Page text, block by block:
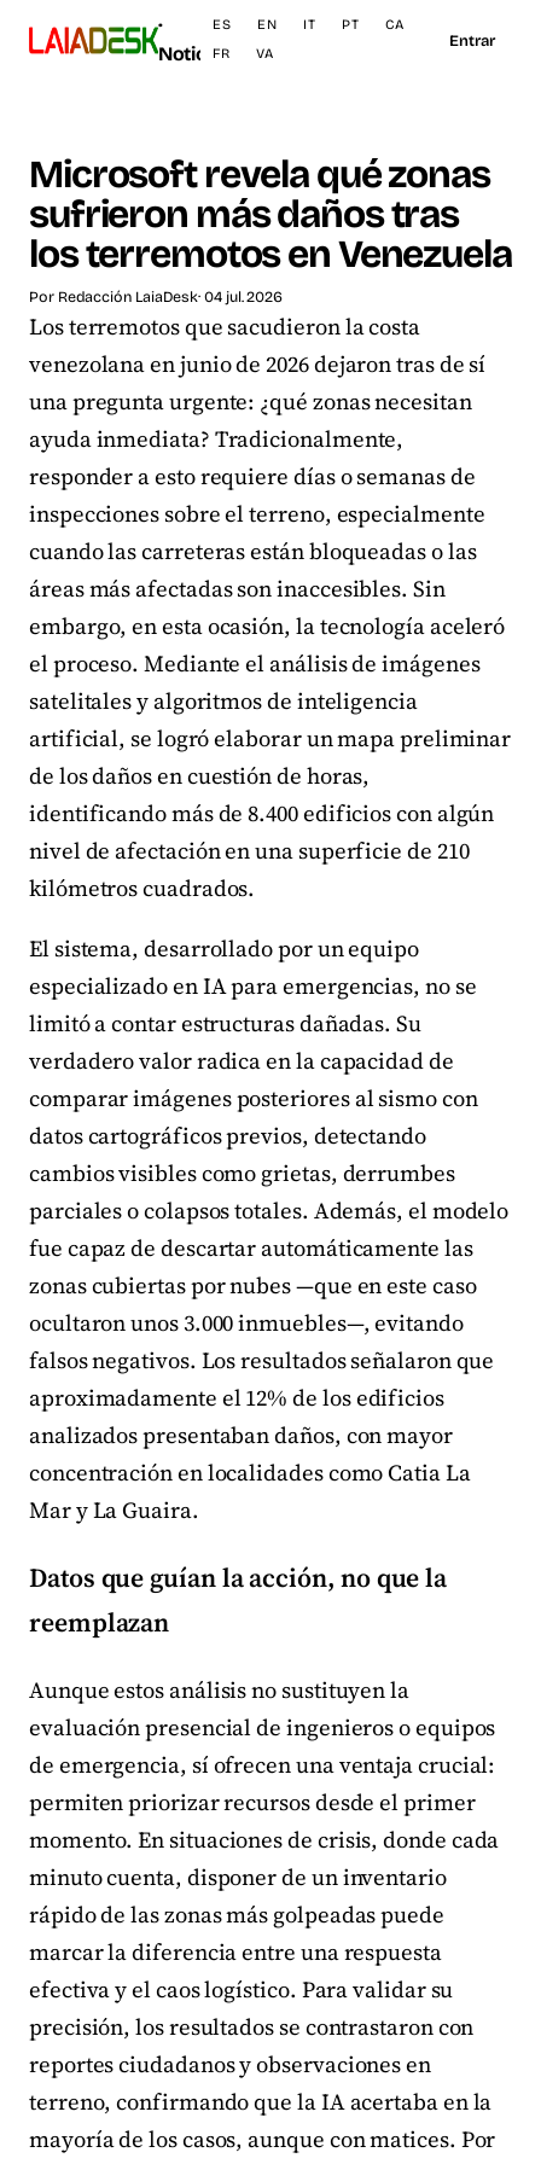
·
Noticias
ES EN IT PT
CA
FR
VA
Entrar
Microsoft revela qué zonas
sufrieron más daños tras
los terremotos en Venezuela
Por Redacción LaiaDesk· 04 jul. 2026
Los terremotos que sacudieron la costa
venezolana en junio de 2026 dejaron tras de sí
una pregunta urgente: ¿qué zonas necesitan
ayuda inmediata? Tradicionalmente,
responder a esto requiere días o semanas de
inspecciones sobre el terreno, especialmente
cuando las carreteras están bloqueadas o las
áreas más afectadas son inaccesibles. Sin
embargo, en esta ocasión, la tecnología aceleró
el proceso. Mediante el análisis de imágenes
satelitales y algoritmos de inteligencia
artificial, se logró elaborar un mapa preliminar
de los daños en cuestión de horas,
identificando más de 8.400 edificios con algún
nivel de afectación en una superficie de 210
kilómetros cuadrados.
El sistema, desarrollado por un equipo
especializado en IA para emergencias, no se
limitó a contar estructuras dañadas. Su
verdadero valor radica en la capacidad de
comparar imágenes posteriores al sismo con
datos cartográficos previos, detectando
cambios visibles como grietas, derrumbes
parciales o colapsos totales. Además, el modelo
fue capaz de descartar automáticamente las
zonas cubiertas por nubes —que en este caso
ocultaron unos 3.000 inmuebles—, evitando
falsos negativos. Los resultados señalaron que
aproximadamente el 12% de los edificios
analizados presentaban daños, con mayor
concentración en localidades como Catia La
Mar y La Guaira.
Datos que guían la acción, no que la
reemplazan
Aunque estos análisis no sustituyen la
evaluación presencial de ingenieros o equipos
de emergencia, sí ofrecen una ventaja crucial:
permiten priorizar recursos desde el primer
momento. En situaciones de crisis, donde cada
minuto cuenta, disponer de un inventario
rápido de las zonas más golpeadas puede
marcar la diferencia entre una respuesta
efectiva y el caos logístico. Para validar su
precisión, los resultados se contrastaron con
reportes ciudadanos y observaciones en
terreno, confirmando que la IA acertaba en la
mayoría de los casos, aunque con matices. Por